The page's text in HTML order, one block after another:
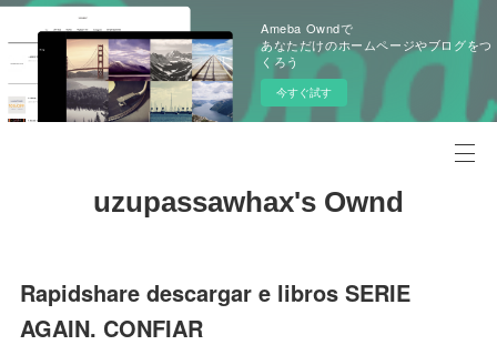
Ameba Owndで
あなただけのホームページやブログをつ
くろう
今すぐ試す
uzupassawhax's Ownd
Rapidshare descargar e libros SERIE
AGAIN. CONFIAR